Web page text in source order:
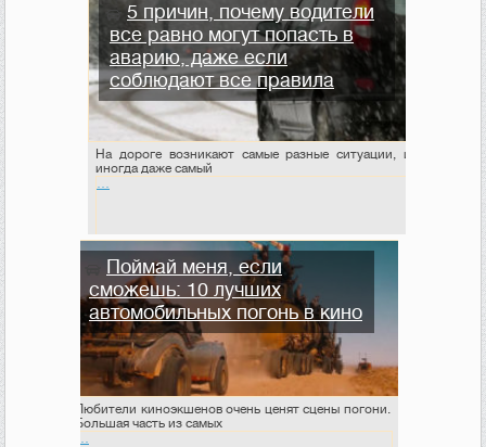
5 причин, почему водители
все равно могут попасть в
аварию, даже если
соблюдают все правила
На дороге возникают самые разные ситуации, и
иногда даже самый
…
Поймай меня, если
сможешь: 10 лучших
автомобильных погонь в кино
Любители киноэкшенов очень ценят сцены погони.
Большая часть из самых
…